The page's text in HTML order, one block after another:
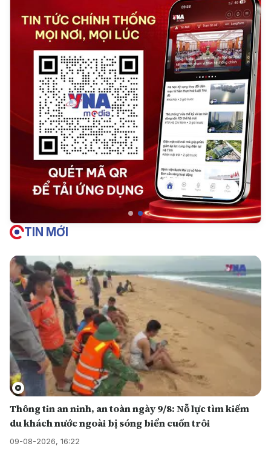
TIN MỚI
Thông tin an ninh, an toàn ngày 9/8: Nỗ lực tìm kiếm
du khách nước ngoài bị sóng biển cuốn trôi
09-08-2026, 16:22